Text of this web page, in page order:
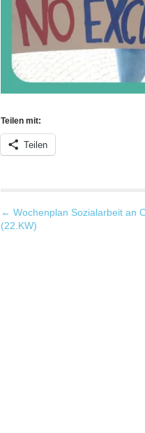
Teilen mit:
Teilen
P
o
← Wochenplan Sozialarbeit an
(22.KW)